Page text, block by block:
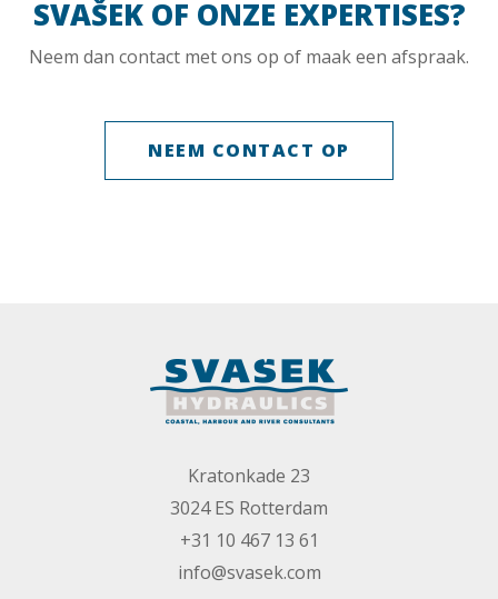
SVAŠEK OF ONZE EXPERTISES?
Neem dan contact met ons op of maak een afspraak.
NEEM CONTACT OP
Kratonkade 23
3024 ES Rotterdam
+31 10 467 13 61
info@svasek.com